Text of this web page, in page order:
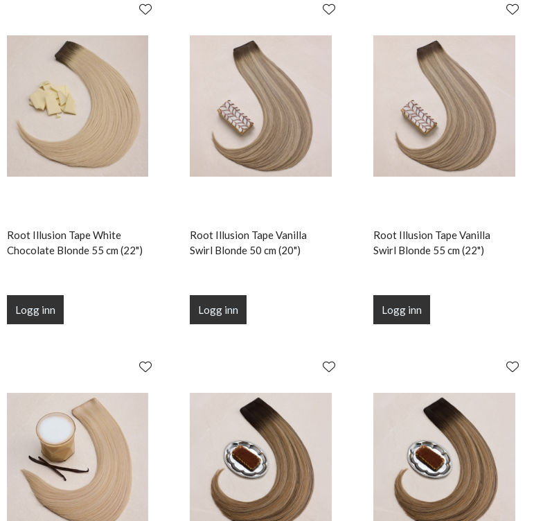
Root Illusion Tape White
Chocolate Blonde 55 cm (22")
Logg inn
Root Illusion Tape Vanilla
Swirl Blonde 50 cm (20")
Logg inn
Root Illusion Tape Vanilla
Swirl Blonde 55 cm (22")
Logg inn